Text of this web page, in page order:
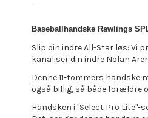
Baseballhandske Rawlings
Slip din indre All-Star løs: Vi
kanaliser din indre Nolan
Denne 11-tommers handske
også billig, så både forældre
Handsken i "Select Pro